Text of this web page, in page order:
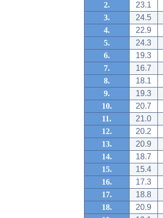
2.
23.1
3.
24.5
4.
22.9
5.
24.3
6.
19.3
7.
16.7
8.
18.1
9.
19.3
10.
20.7
11.
21.0
12.
20.2
13.
20.9
14.
18.7
15.
15.4
16.
17.3
17.
18.8
18.
20.9